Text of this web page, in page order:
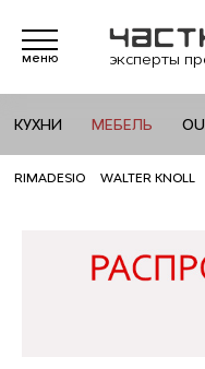
меню эксперты
КУХНИ МЕБЕЛЬ
RIMADESIO WALTER KNOLL